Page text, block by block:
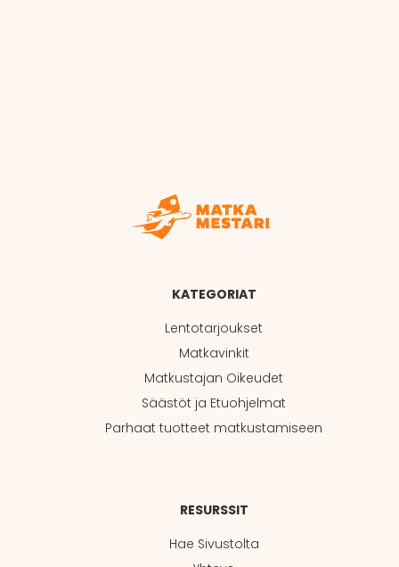
KATEGORIAT
Lentotarjoukset
Matkavinkit
Matkustajan Oikeudet
Säästöt ja Etuohjelmat
Parhaat tuotteet matkustamiseen
RESURSSIT
Hae Sivustolta